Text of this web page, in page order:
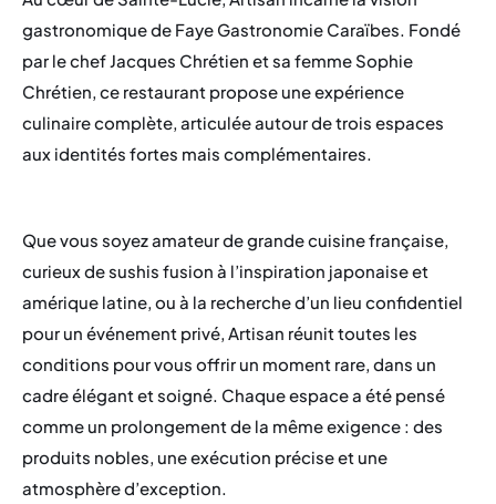
gastronomique de Faye Gastronomie Caraïbes. Fondé
par le chef Jacques Chrétien et sa femme Sophie
Chrétien, ce restaurant propose une expérience
culinaire complète, articulée autour de trois espaces
aux identités fortes mais complémentaires.
Que vous soyez amateur de grande cuisine française,
curieux de sushis fusion à l’inspiration japonaise et
amérique latine, ou à la recherche d’un lieu confidentiel
pour un événement privé, Artisan réunit toutes les
conditions pour vous offrir un moment rare, dans un
cadre élégant et soigné. Chaque espace a été pensé
comme un prolongement de la même exigence : des
produits nobles, une exécution précise et une
atmosphère d’exception.
Espace Carrière
Membership